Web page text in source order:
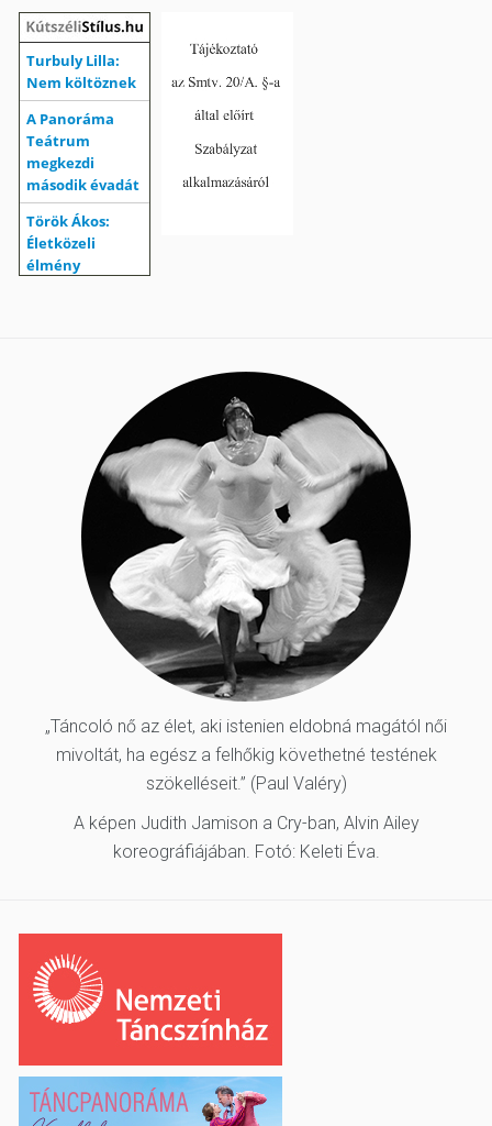
„Táncoló nő az élet, aki istenien eldobná magától női
mivoltát, ha egész a felhőkig követhetné testének
szökelléseit.” (Paul Valéry)
A képen Judith Jamison a Cry-ban, Alvin Ailey
koreográfiájában. Fotó: Keleti Éva.